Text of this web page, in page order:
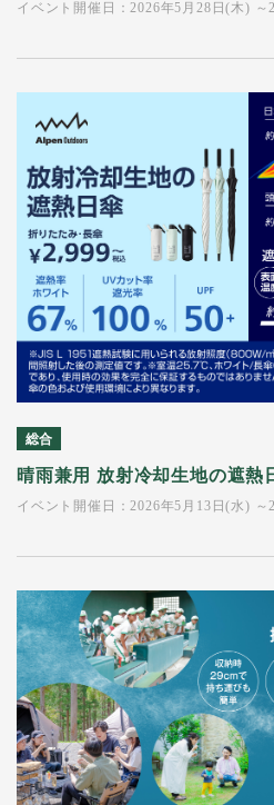
イベント開催日：2026年5月28日(木) ～
総合
晴雨兼用 放射冷却生地の遮熱
イベント開催日：2026年5月13日(水) ～